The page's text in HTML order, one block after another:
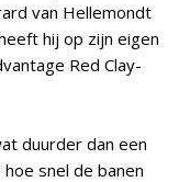
van Hellemondt
hij op zijn eigen
Red Clay-
duurder dan een
snel de banen